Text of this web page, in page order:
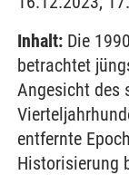
Inhalt: Die
betrachtet
Angesicht des
entfernte
Historisierung